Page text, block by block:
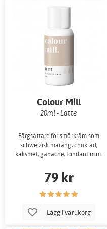
Colour Mill
20ml - Latte
Färgsättare för smörkräm som
schweizisk maräng, choklad,
kaksmet, ganache, fondant m.m.
79 kr
Lägg i varukorg